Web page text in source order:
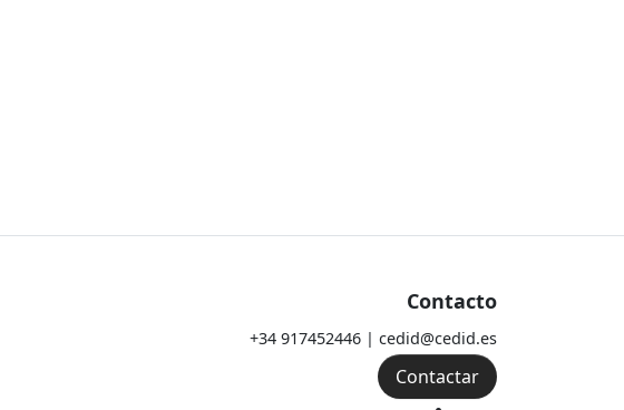
Contacto
+34 917452446 | cedid@cedid.es
Contactar